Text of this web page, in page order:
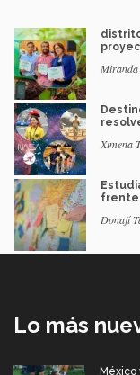
Ximena
frente
Donají
Lo más